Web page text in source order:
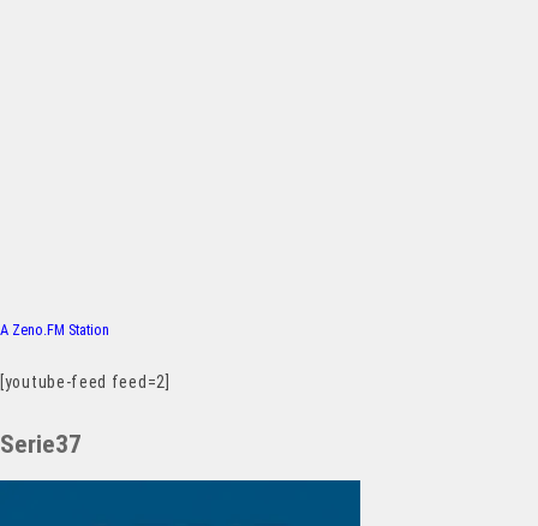
A Zeno.FM Station
[youtube-feed feed=2]
Serie37